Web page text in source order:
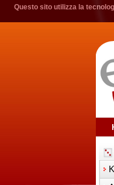
Questo sito utilizza la